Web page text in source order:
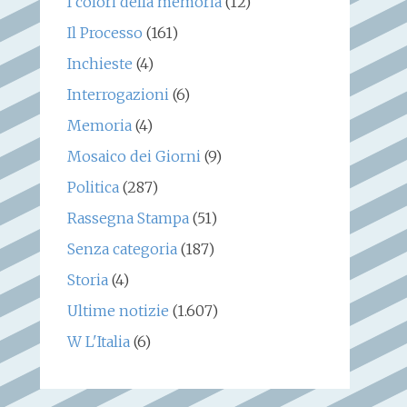
Il Processo (161)
Inchieste (4)
Interrogazioni(6)
Memoria(4)
Mosaico dei Giorni(9)
Politica(287)
Rassegna Stampa(51)
Senza categoria(187)
Storia(4)
Ultime notizie (1.607)
W L'Italia(6)